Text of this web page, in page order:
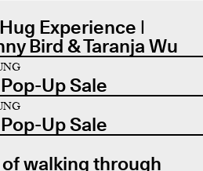
Experience |
Bird & Taranja Wu
Up Sale
Up Sale
walking through